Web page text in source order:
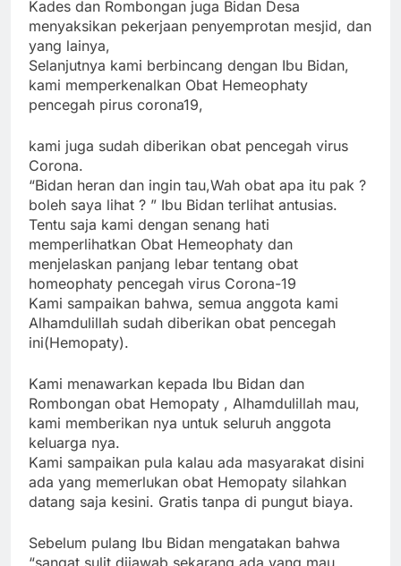
Kades dan Rombongan juga Bidan Desa
menyaksikan pekerjaan penyemprotan mesjid, dan
yang lainya,
Selanjutnya kami berbincang dengan Ibu Bidan,
kami memperkenalkan Obat Hemeophaty
pencegah pirus corona19,
kami juga sudah diberikan obat pencegah virus
Corona.
“Bidan heran dan ingin tau,Wah obat apa itu pak ?
boleh saya lihat ? ” Ibu Bidan terlihat antusias.
Tentu saja kami dengan senang hati
memperlihatkan Obat Hemeophaty dan
menjelaskan panjang lebar tentang obat
homeophaty pencegah virus Corona-19
Kami sampaikan bahwa, semua anggota kami
Alhamdulillah sudah diberikan obat pencegah
ini(Hemopaty).
Kami menawarkan kepada Ibu Bidan dan
Rombongan obat Hemopaty , Alhamdulillah mau,
kami memberikan nya untuk seluruh anggota
keluarga nya.
Kami sampaikan pula kalau ada masyarakat disini
ada yang memerlukan obat Hemopaty silahkan
datang saja kesini. Gratis tanpa di pungut biaya.
Sebelum pulang Ibu Bidan mengatakan bahwa